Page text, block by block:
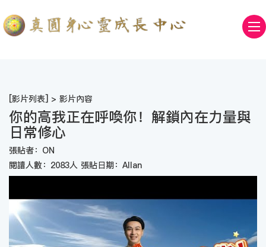
[影片列表] > 影片內容
你的高我正在呼喚你！解鎖內在力量與
日常修心
張貼者：ON
閱讀人數：2083人 張貼日期：Allan